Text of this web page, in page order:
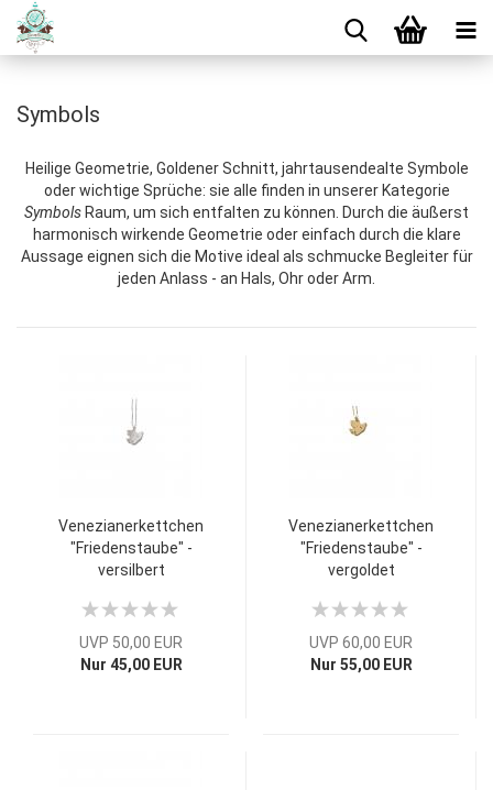
Symbols
Heilige Geometrie, Goldener Schnitt, jahrtausendealte Symbole
oder wichtige Sprüche: sie alle finden in unserer Kategorie
Symbols Raum, um sich entfalten zu können. Durch die äußerst
harmonisch wirkende Geometrie oder einfach durch die klare
Aussage eignen sich die Motive ideal als schmucke Begleiter für
jeden Anlass - an Hals, Ohr oder Arm.
Venezianerkettchen
"Friedenstaube" -
versilbert
UVP 50,00 EUR
Nur 45,00 EUR
Venezianerkettchen
"Friedenstaube" -
vergoldet
UVP 60,00 EUR
Nur 55,00 EUR